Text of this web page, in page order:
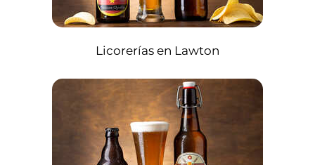
Licorerías en Lawton